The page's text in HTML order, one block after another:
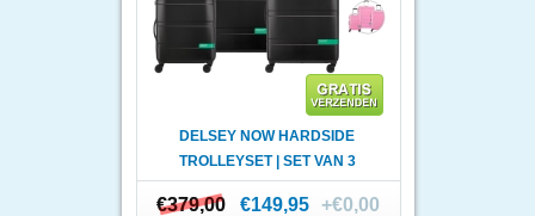
DELSEY NOW HARDSIDE
TROLLEYSET | SET VAN 3
€379,00
€379,00 €149,95 +€0,00